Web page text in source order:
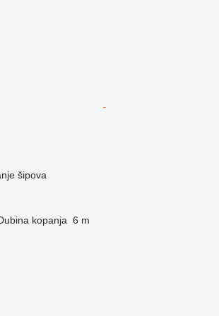
šipova
kopanja 6 m